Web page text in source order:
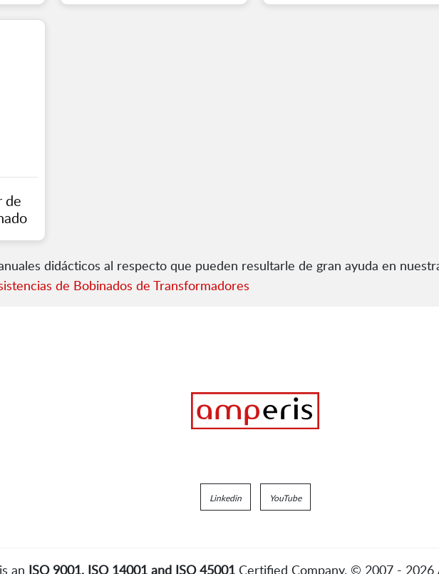
de
didácticos al respecto que pueden resultarle de gran ayuda en
de Bobinados de Transformadores
Linkedin YouTube
an ISO 9001, ISO 14001 and ISO 45001 Certified Company. © 2007 - 2026